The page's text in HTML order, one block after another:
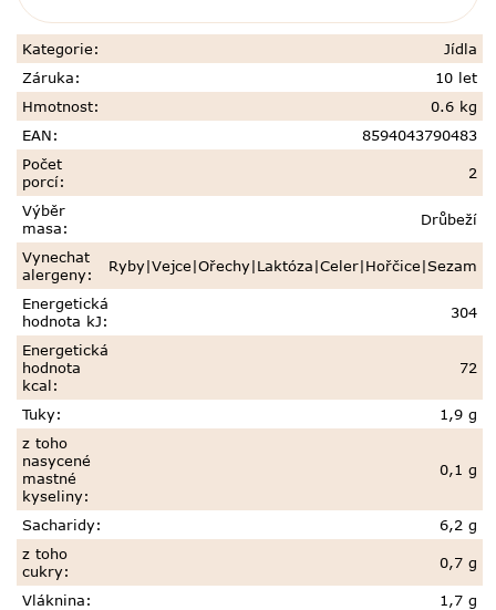
Kategorie:
Jídla
Záruka:
10 let
Hmotnost:
0.6 kg
EAN:
8594043790483
Počet
porcí: 2
Výběr
masa: Drůbeží
Vynechat
alergeny: Ryby|Vejce|Ořechy|Laktóza|Celer|Hořčice|Sezam
Energetická
hodnota kJ: 304
Energetická
hodnota
kcal:
72
Tuky:
1,9 g
z toho
nasycené
mastné
kyseliny:
0,1 g
Sacharidy:
6,2 g
z toho
cukry: 0,7 g
Vláknina:
1,7 g